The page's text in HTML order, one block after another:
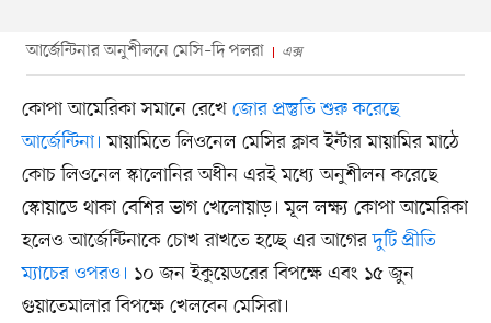
আর্জেন্টিনার অনুশীলনে মেসি–দি পলরা এক্স
কোপা আমেরিকা সমানে রেখে জোর প্রস্তুতি শুরু করেছে
আর্জেন্টিনা। মায়ামিতে লিওনেল মেসির ক্লাব ইন্টার মায়ামির মাঠে
কোচ লিওনেল স্কালোনির অধীন এরই মধ্যে অনুশীলন করেছে
স্কোয়াডে থাকা বেশির ভাগ খেলোয়াড়। মূল লক্ষ্য কোপা আমেরিকা
হলেও আর্জেন্টিনাকে চোখ রাখতে হচ্ছে এর আগেরদুটি প্রীতি
ম্যাচের ওপরও। ১০ জন ইকুয়েডরের বিপক্ষে এবং ১৫ জুন
গুয়াতেমালার বিপক্ষে খেলবেন মেসিরা।